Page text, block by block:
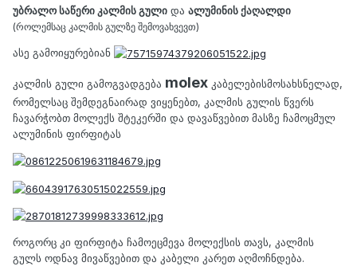
უბრალო საწერი კალმის გული და ალუმინის ქაღალდი
(როლემსაც კალმის გულზე შემოვახვევთ)
ასე გამოიყურებიან
კალმის გული გამოგვადგება molex კაბელებისმოსახსნელად,
რომელსაც შემდეგნაირად ვიყენებთ, კალმის გულის წვერს
ჩავარჭობთ მოლექს შტეკერში და დავაწვებით მასზე ჩამოცმულ
ალუმინის ფირფიტას
როგორც კი ფირფიტა ჩამოეცმევა მოლექსის თავს, კალმის
გულს ოდნავ მივაწვებით და კაბელი კარეთ აღმოჩნდება.